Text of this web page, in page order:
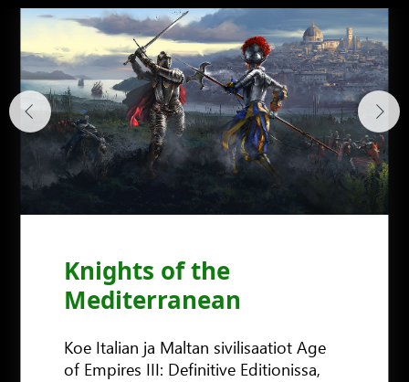
Knights of the
Mediterranean
Koe Italian ja Maltan sivilisaatiot Age
of Empires III: Definitive Editionissa,